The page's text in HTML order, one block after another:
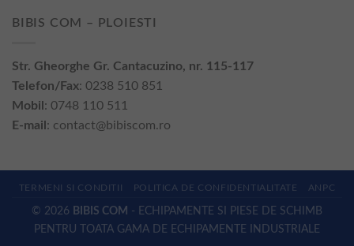
BIBIS COM – PLOIESTI
Str. Gheorghe Gr. Cantacuzino, nr. 115-117
Telefon/Fax: 0238 510 851
Mobil : 0748 110 511
E-mail : contact@bibiscom.ro
TERMENI SI CONDITII POLITICA DE CONFIDENTIALITATE ANPC
© 2026 BIBIS COM - ECHIPAMENTE SI PIESE DE SCHIMB
PENTRU TOATA GAMA DE ECHIPAMENTE INDUSTRIALE